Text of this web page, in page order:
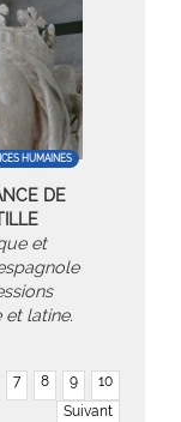
HUMAINES
DE
et
et latine.
7 8 9
10
Suivant